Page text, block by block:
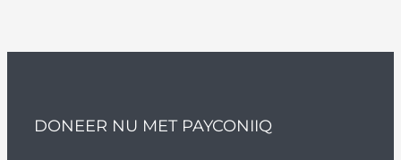
DONEER NU MET PAYCONIIQ